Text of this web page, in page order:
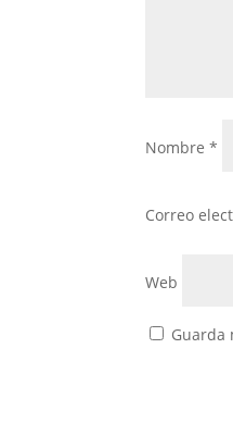
Nombre*
Correo
Web
Guarda